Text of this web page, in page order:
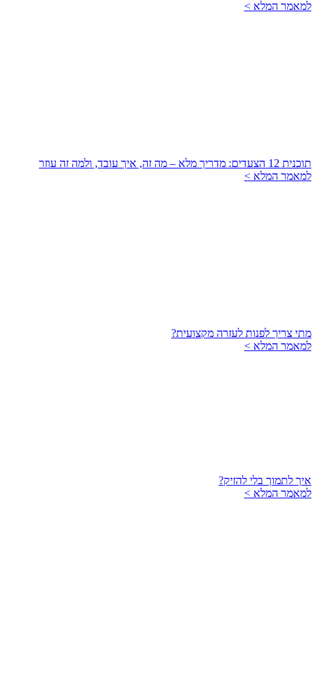
למאמר המלא >
תוכנית 12 הצעדים: מדריך מלא – מה זה, איך עובד, ולמה זה עוזר
למאמר המלא >
מתי צריך לפנות לעזרה מקצועית?
למאמר המלא >
איך לתמוך בלי להזיק?
למאמר המלא >